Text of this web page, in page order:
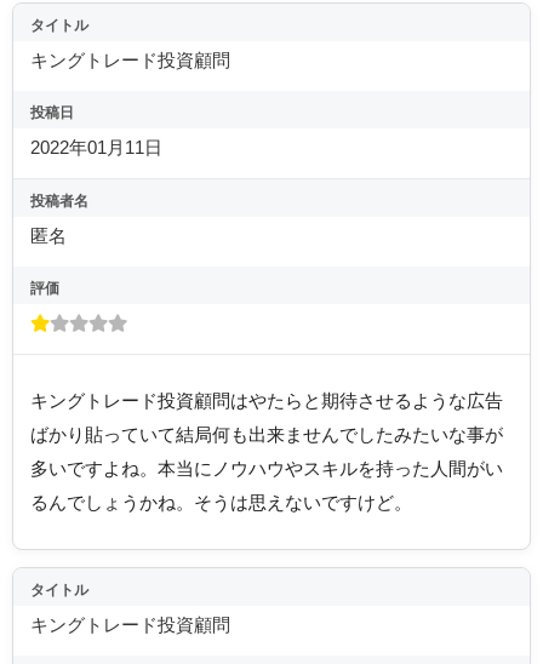
タイトル
キングトレード投資顧問
投稿日
2022年01月11日
投稿者名
匿名
評価
キングトレード投資顧問はやたらと期待させるような広告
ばかり貼っていて結局何も出来ませんでしたみたいな事が
多いですよね。本当にノウハウやスキルを持った人間がい
るんでしょうかね。そうは思えないですけど。
タイトル
キングトレード投資顧問